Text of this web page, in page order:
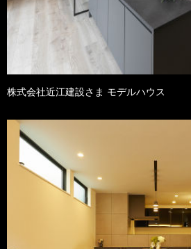
株式会社近江建設さま モデルハウス